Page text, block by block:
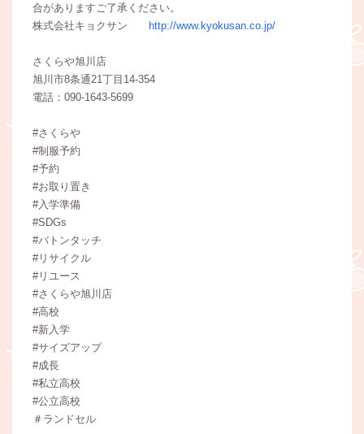
合がありますご了承ください。
株式会社キョクサン
http://www.kyokusan.co.jp/
さくらや旭川店
旭川市8条通21丁目14-354
電話：090-1643-5699
#さくらや
#制服予約
#予約
#お取り置き
#入学準備
#SDGs
#バトンタッチ
#リサイクル
#リユース
#さくらや旭川店
#高校
#新入学
#サイズアップ
#成長
#私立高校
#公立高校
＃ランドセル